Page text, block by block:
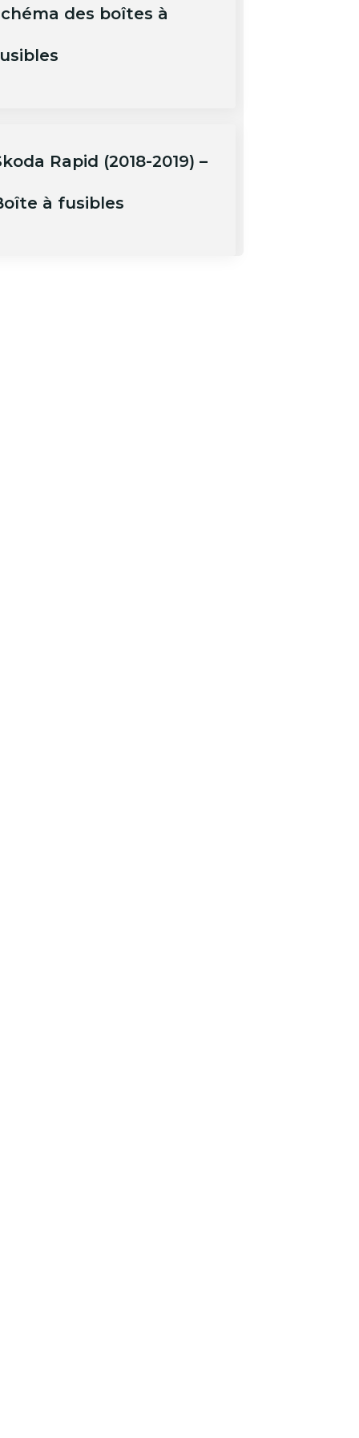
des boîtes à
Rapid (2018-2019) –
à fusibles